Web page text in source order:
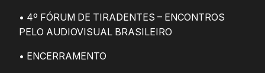
• 4º FÓRUM DE TIRADENTES – ENCONTROS
PELO AUDIOVISUAL BRASILEIRO
• ENCERRAMENTO